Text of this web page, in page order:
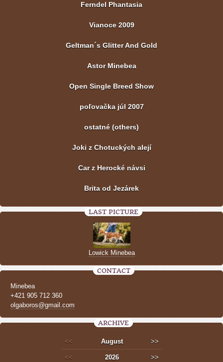
Ferndel Phantasia
Vianoce 2009
Geltman´s Glitter And Gold
Astor Minebea
Open Single Breed Show
poľovačka júl 2007
ostatné (others)
Joki z Chotuckých alejí
Car z Herocké návsi
Brita od Jezárek
LAST PICTURE
Lowick Minebea
CONTACT
Minebea
+421 905 712 360
olgaboros@gmail.com
ARCHIVE
<< August >>
<< 2026 >>